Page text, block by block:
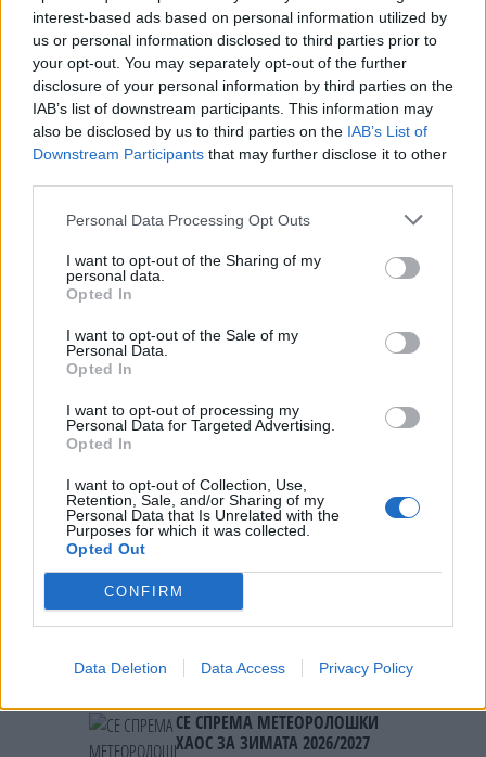
interest-based ads based on personal information utilized by
us or personal information disclosed to third parties prior to
your opt-out. You may separately opt-out of the further
disclosure of your personal information by third parties on the
IAB’s list of downstream participants. This information may
also be disclosed by us to third parties on the IAB’s List of
Downstream Participants that may further disclose it to other
Personal Data Processing Opt Outs
I want to opt-out of the Sharing of my
personal data.
Opted In
I want to opt-out of the Sale of my
Personal Data.
Opted In
I want to opt-out of processing my
Personal Data for Targeted Advertising.
Opted In
I want to opt-out of Collection, Use,
Retention, Sale, and/or Sharing of my
Personal Data that Is Unrelated with the
Purposes for which it was collected.
Opted Out
CONFIRM
Data Deletion Data Access Privacy Policy
Повеќе од 95% од енергијата од обновливи
извори - заштедува 61 милион киловат часови и
ги намалува емисиите на јаглерод.
Изграден е за само шест месеци со користење
на напредна технологија за морска градба.
Подводните центри за податоци би можеле да
станат следниот голем чекор во развојот на
одржлива инфраструктура за вештачка
растечките проблеми во технолошкиот сектор -
огромната потрошувачка на електрична
© Vecer.mk, правата за текстот се на редакцијата
МОН БЛАН, 8 АВГУСТ 1786:
Раѓањето на светскиот
Европа
Слобода во еден куфер:
ОСТРОВОТ ШТО ГИ ОСВОЈУВА
НАЈЧИТАНИ ВО ПОСЛЕДНИ 7 ДЕНА
СЕ СПРЕМА МЕТЕОРОЛОШКИ
ХАОС ЗА ЗИМАТА 2026/2027